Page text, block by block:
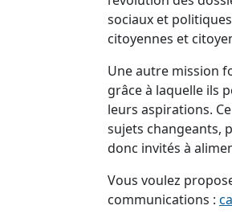
sociaux et
citoyennes et
Une autre mission
grâce à laquelle ils
leurs aspirations.
sujets changeants,
donc invités à
Vous voulez
communications :